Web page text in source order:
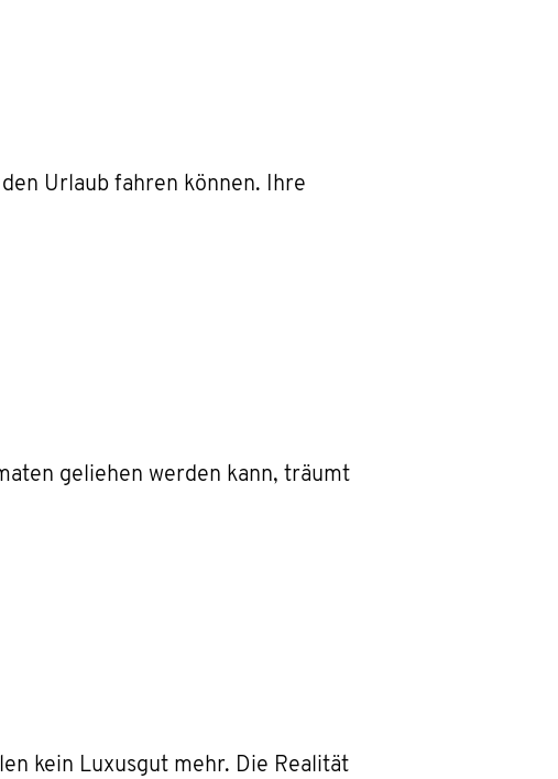
Urlaub fahren können. Ihre
geliehen werden kann, träumt
kein Luxusgut mehr. Die Realität